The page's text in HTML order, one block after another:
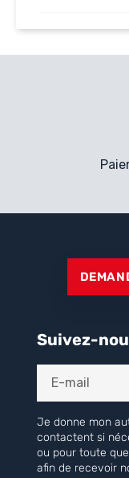
Suivez-
Je donne mon
contactent si
ou pour toute
afin de recevoir